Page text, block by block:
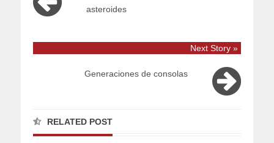
asteroides
Next Story »
Generaciones de consolas
RELATED POST